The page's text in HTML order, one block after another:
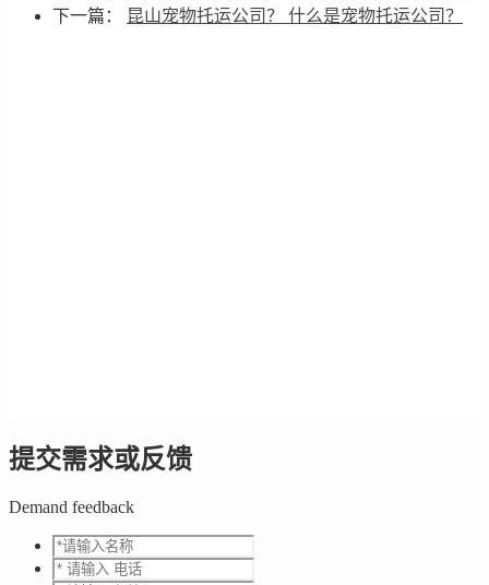
下一篇：
昆山宠物托运公司？ 什么是宠物托运公司？
提交需求或反馈
Demand feedback